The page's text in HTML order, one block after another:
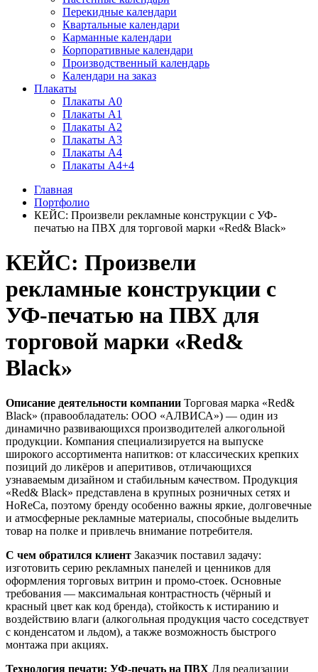
Перекидные календари
Квартальные календари
Карманные календари
Корпоративные календари
Производственный календарь
Календари на заказ
Плакаты
Плакаты А0
Плакаты А1
Плакаты А2
Плакаты А3
Плакаты А4
Плакаты А4+4
Главная
Портфолио
КЕЙС: Произвели рекламные конструкции с УФ-
печатью на ПВХ для торговой марки «Red& Black»
КЕЙС: Произвели
рекламные конструкции с
УФ-печатью на ПВХ для
торговой марки «Red&
Black»
Описание деятельности компании Торговая марка «Red&
Black» (правообладатель: ООО «АЛВИСА») — один из
динамично развивающихся производителей алкогольной
продукции. Компания специализируется на выпуске
широкого ассортимента напитков: от классических крепких
позиций до ликёров и аперитивов, отличающихся
узнаваемым дизайном и стабильным качеством. Продукция
«Red& Black» представлена в крупных розничных сетях и
HoReCa, поэтому бренду особенно важны яркие, долговечные
и атмосферные рекламные материалы, способные выделить
товар на полке и привлечь внимание потребителя.
С чем обратился клиент Заказчик поставил задачу:
изготовить серию рекламных панелей и ценников для
оформления торговых витрин и промо-стоек. Основные
требования — максимальная контрастность (чёрный и
красный цвет как код бренда), стойкость к истиранию и
воздействию влаги (алкогольная продукция часто соседствует
с конденсатом и льдом), а также возможность быстрого
монтажа при акциях.
Технология печати: УФ-печать на ПВХ Для реализации